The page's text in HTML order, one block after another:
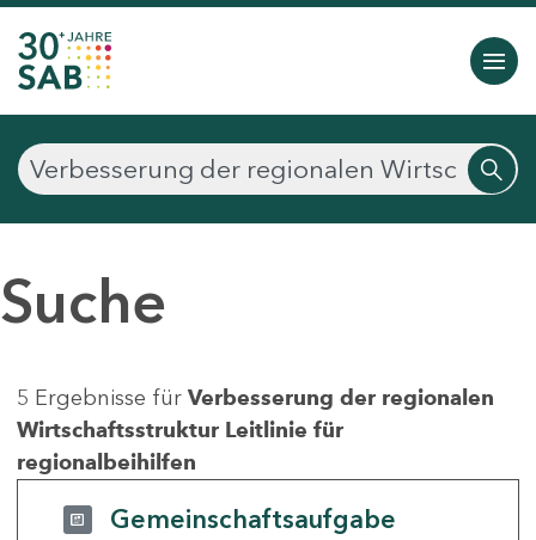
Suche
5 Ergebnisse für Verbesserung der regionalen
Wirtschaftsstruktur Leitlinie für
regionalbeihilfen
Gemeinschaftsaufgabe